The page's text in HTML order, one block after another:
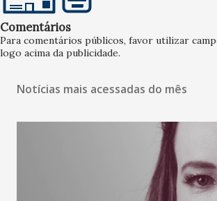
Comentários
Para comentários públicos, favor utilizar
logo acima da publicidade.
Notícias mais acessadas do mês